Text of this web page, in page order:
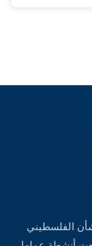
الفلسطيني